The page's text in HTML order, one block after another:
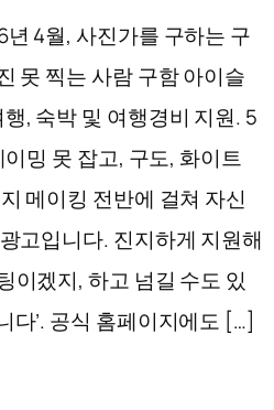
4월, 사진가를 구하는 구
못 찍는 사람 구함 아이슬
, 숙박 및 여행경비 지원. 5
밍 못 잡고, 구도, 화이트
메이킹 전반에 걸쳐 자신
고입니다. 진지하게 지원해
이겠지, 하고 넘길 수도 있
다’. 공식 홈페이지에도 […]